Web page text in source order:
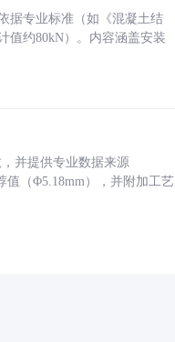
据专业标准（如《混凝土结
值约80kN）。内容涵盖安装
并提供专业数据来源
值（Φ5.18mm），并附加工艺